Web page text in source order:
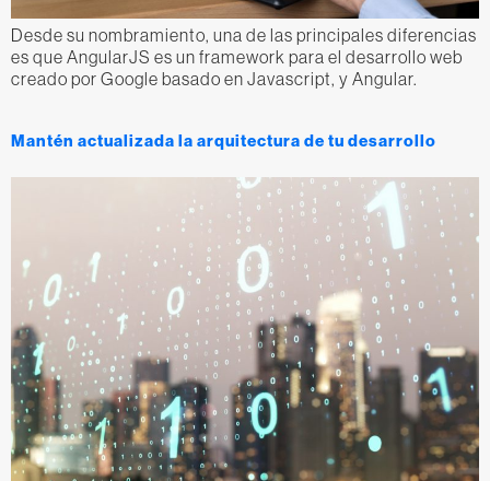
Desde su nombramiento, una de las principales diferencias
es que AngularJS es un framework para el desarrollo web
creado por Google basado en Javascript, y Angular.
Mantén actualizada la arquitectura de tu desarrollo